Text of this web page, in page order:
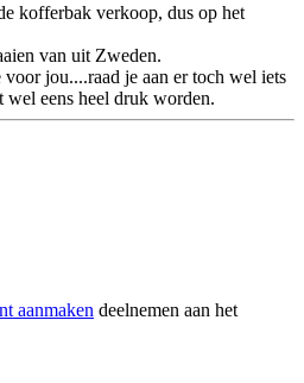
kofferbak verkoop, dus op het
van uit Zweden.
jou....raad je aan er toch wel iets
wel eens heel druk worden.
aanmaken deelnemen aan het